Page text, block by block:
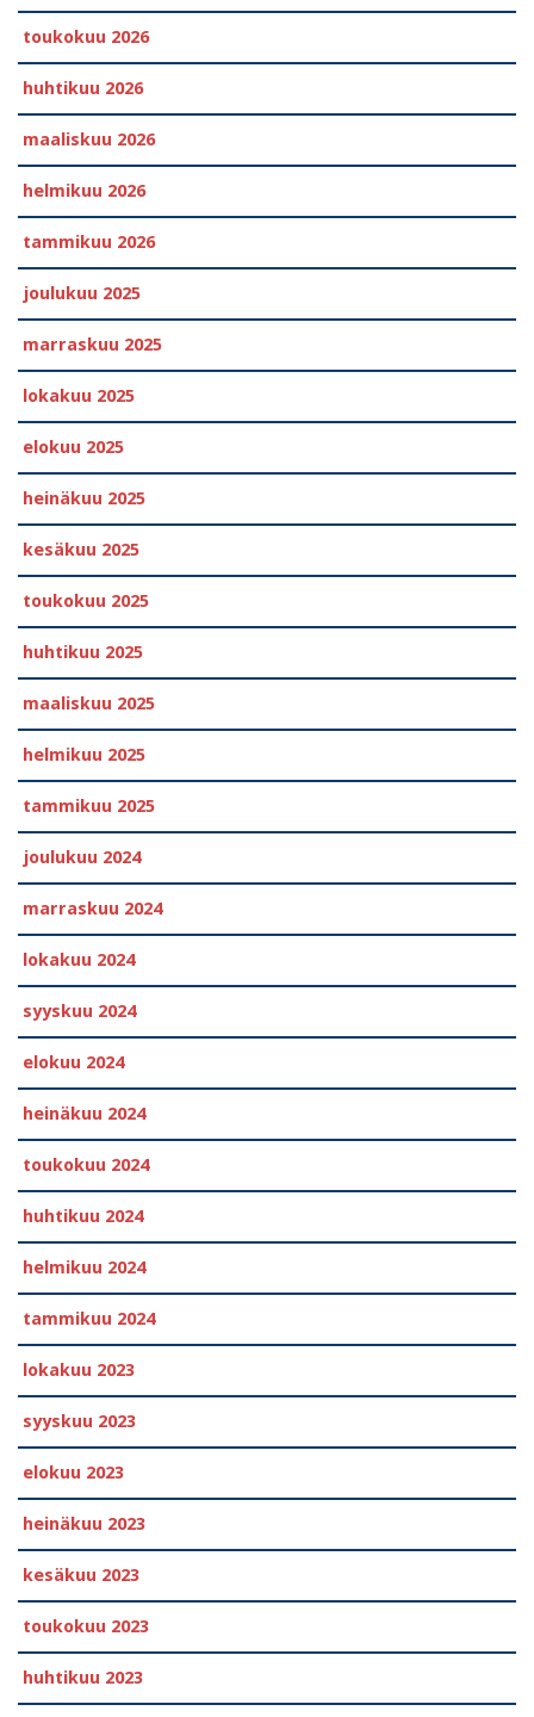
toukokuu 2026
huhtikuu 2026
maaliskuu 2026
helmikuu 2026
tammikuu 2026
joulukuu 2025
marraskuu 2025
lokakuu 2025
elokuu 2025
heinäkuu 2025
kesäkuu 2025
toukokuu 2025
huhtikuu 2025
maaliskuu 2025
helmikuu 2025
tammikuu 2025
joulukuu 2024
marraskuu 2024
lokakuu 2024
syyskuu 2024
elokuu 2024
heinäkuu 2024
toukokuu 2024
huhtikuu 2024
helmikuu 2024
tammikuu 2024
lokakuu 2023
syyskuu 2023
elokuu 2023
heinäkuu 2023
kesäkuu 2023
toukokuu 2023
huhtikuu 2023